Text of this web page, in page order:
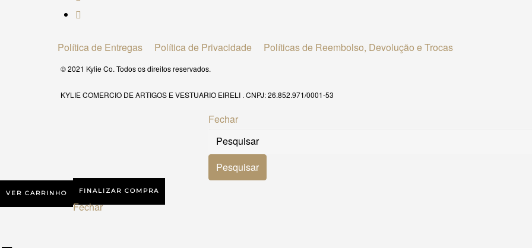
Política de Entregas Política de Privacidade Políticas de Reembolso, Devolução e Trocas
© 2021 Kylie Co. Todos os direitos reservados.
KYLIE COMERCIO DE ARTIGOS E VESTUARIO EIRELI . CNPJ: 26.852.971/0001-53
Fechar
VER CARRINHO FINALIZAR COMPRA
Fechar